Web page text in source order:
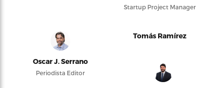
Startup Project Manager
Oscar J. Serrano
Periodista Editor
Tomás Ramírez